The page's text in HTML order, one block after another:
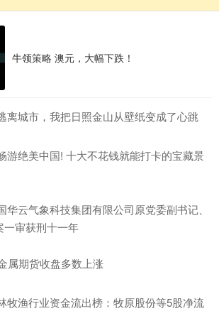
牛领策略 澳元，大幅下跌！
离城市，我把日照金山从壁纸变成了心跳
游绝美中国! 十大不花钱就能打卡的宝藏景
华云气象科技集团有限公司原党委副书记、
一审获刑十一年
属期货收盘多数上涨
牧渔行业资金流出榜：牧原股份等5股净流